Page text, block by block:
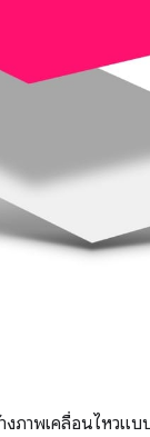
งภาพเคลื่อนไหวแ